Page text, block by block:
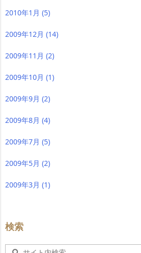
2010年1月 (5)
2009年12月 (14)
2009年11月 (2)
2009年10月 (1)
2009年9月 (2)
2009年8月 (4)
2009年7月 (5)
2009年5月 (2)
2009年3月 (1)
検索